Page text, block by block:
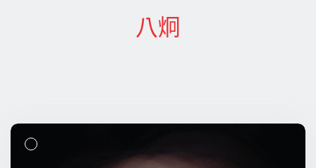
八炯